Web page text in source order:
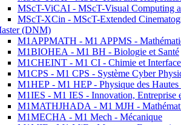
MScT-ViCAI - MScT-Visual Computing
MScT-XCin - MScT-Extended
(DNM)
M1APPMATH - M1 APPMS -
M1BIOHEA - M1 BH - Biologie et Santé
M1CHEINT - M1 CI - Chimie et
M1CPS - M1 CPS - Système Cyber
M1HEP - M1 HEP - Physique des Hautes
M1IES - M1 IES - Innovation, Entreprise
M1MATHJHADA - M1 MJH -
M1MECHA - M1 Mech - Mécanique